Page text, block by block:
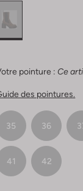
pointure : Ce
des pointures.
35 36
41 42